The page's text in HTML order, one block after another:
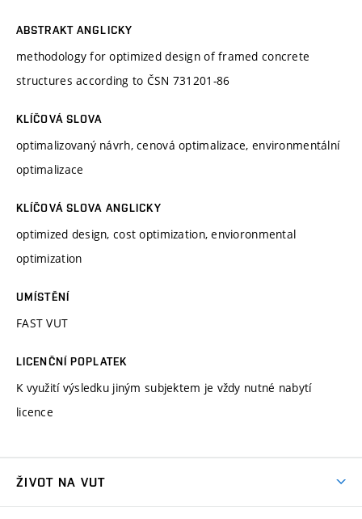
ABSTRAKT ANGLICKY
methodology for optimized design of framed concrete
structures according to ČSN 731201-86
KLÍČOVÁ SLOVA
optimalizovaný návrh, cenová optimalizace, environmentální
optimalizace
KLÍČOVÁ SLOVA ANGLICKY
optimized design, cost optimization, envioronmental
optimization
UMÍSTĚNÍ
FAST VUT
LICENČNÍ POPLATEK
K využití výsledku jiným subjektem je vždy nutné nabytí
licence
ŽIVOT NA VUT